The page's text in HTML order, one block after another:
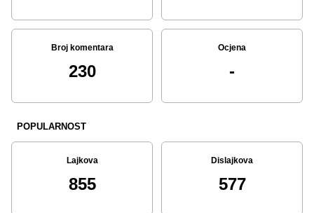
Broj komentara
230
Ocjena
-
POPULARNOST
Lajkova
855
Dislajkova
577